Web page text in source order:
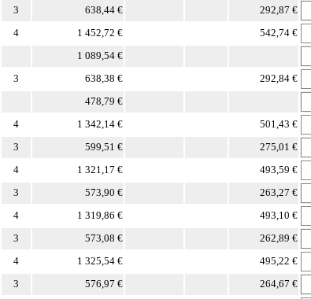
3 638,44 €
292,87 €
4 1 452,72 €
542,74 €
1 089,54 €
3 638,38 €
292,84 €
478,79 €
4 1 342,14 €
501,43 €
3 599,51 €
275,01 €
4 1 321,17 €
493,59 €
3 573,90 €
263,27 €
4 1 319,86 €
493,10 €
3 573,08 €
262,89 €
4 1 325,54 €
495,22 €
3 576,97 €
264,67 €